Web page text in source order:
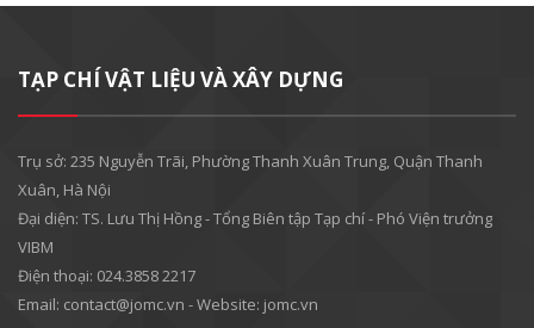
TẠP CHÍ VẬT LIỆU VÀ XÂY DỰNG
Trụ sở: 235 Nguyễn Trãi, Phường Thanh Xuân Trung, Quận Thanh
Xuân, Hà Nội
Đại diện: TS. Lưu Thị Hồng - Tổng Biên tập Tạp chí - Phó Viện trưởng
VIBM
Điện thoại: 024.3858 2217
Email: contact@jomc.vn - Website: jomc.vn